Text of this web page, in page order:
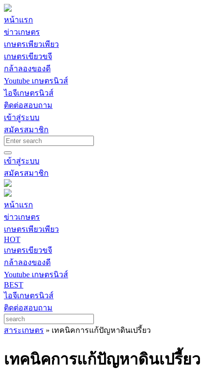
หน้าแรก
ข่าวเกษตร
เกษตรเพียวเพียว
เกษตรเขียวขจี
กล้าลองของดี
Youtube เกษตรนิวส์
ไอจีเกษตรนิวส์
ติดต่อสอบถาม
เข้าสู่ระบบ
สมัครสมาชิก
เข้าสู่ระบบ
สมัครสมาชิก
หน้าแรก
ข่าวเกษตร
เกษตรเพียวเพียว
HOT
เกษตรเขียวขจี
กล้าลองของดี
Youtube เกษตรนิวส์
BEST
ไอจีเกษตรนิวส์
ติดต่อสอบถาม
สาระเกษตร » เทคนิคการแก้ปัญหาดินเปรี้ยว
เทคนิคการแก้ปัญหาดินเปรี้ยว